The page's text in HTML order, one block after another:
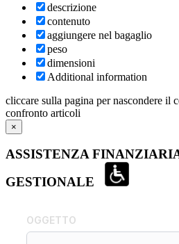
descrizione
contenuto
aggiungere nel bagaglio
peso
dimensioni
Additional information
cliccare sulla pagina per nascondere il
confronto articoli
×
ASSISTENZA
GESTIONALE